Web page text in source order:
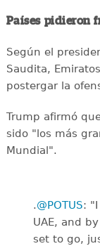
Países pidieron
Según el
Saudita,
postergar la
Trump afirmó
sido "los más
Mundial".
.@POTUS:
UAE, and
set to go,